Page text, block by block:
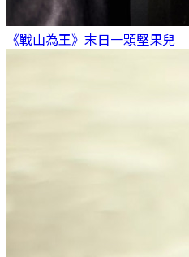
《戰山為王》末日 一顆堅果兒